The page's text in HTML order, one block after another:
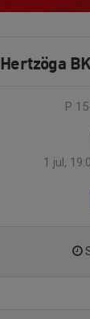
Hertzöga
P
1 jul,